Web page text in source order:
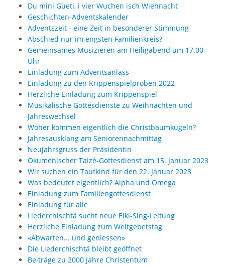
Du mini Güeti, i vier Wuchen isch Wiehnacht
Geschichten-Adventskalender
Adventszeit - eine Zeit in besonderer Stimmung
Abschied nur im engsten Familienkreis?
Gemeinsames Musizieren am Heiligabend um 17.00
Uhr
Einladung zum Adventsanlass
Einladung zu den Krippenspielproben 2022
Herzliche Einladung zum Krippenspiel
Musikalische Gottesdienste zu Weihnachten und
Jahreswechsel
Woher kommen eigentlich die Christbaumkugeln?
Jahresausklang am Seniorennachmittag
Neujahrsgruss der Präsidentin
Ökumenischer Taizé-Gottesdienst am 15. Januar 2023
Wir suchen ein Taufkind für den 22. Januar 2023
Was bedeutet eigentlich? Alpha und Omega
Einladung zum Familiengottesdienst
Einladung für alle
Liederchischtä sucht neue Elki-Sing-Leitung
Herzliche Einladung zum Weltgebetstag
«Abwarten... und geniessen»
Die Liederchischtä bleibt geöffnet
Beiträge zu 2000 Jahre Christentum